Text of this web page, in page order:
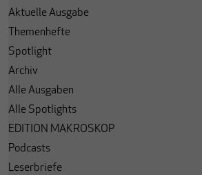
Aktuelle Ausgabe
Themenhefte
Spotlight
Archiv
Alle Ausgaben
Alle Spotlights
EDITION MAKROSKOP
Podcasts
Leserbriefe